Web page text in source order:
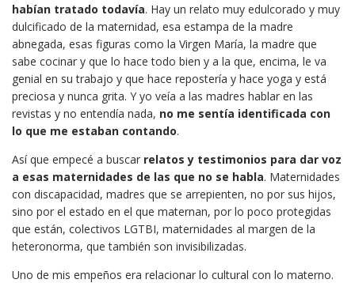
habían tratado todavía. Hay un relato muy edulcorado y muy
dulcificado de la maternidad, esa estampa de la madre
abnegada, esas figuras como la Virgen María, la madre que
sabe cocinar y que lo hace todo bien y a la que, encima, le va
genial en su trabajo y que hace repostería y hace yoga y está
preciosa y nunca grita. Y yo veía a las madres hablar en las
revistas y no entendía nada, no me sentía identificada con
lo que me estaban contando.
Así que empecé a buscar relatos y testimonios para dar voz
a esas maternidades de las que no se habla. Maternidades
con discapacidad, madres que se arrepienten, no por sus hijos,
sino por el estado en el que maternan, por lo poco protegidas
que están, colectivos LGTBI, maternidades al margen de la
heteronorma, que también son invisibilizadas.
Uno de mis empeños era relacionar lo cultural con lo materno.